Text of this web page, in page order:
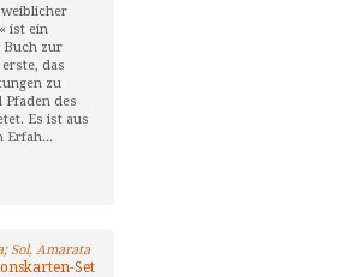
weiblicher
ist ein
Buch zur
das
zu
Pfaden des
Es ist aus
Erfah...
Sol, Amarata
Set